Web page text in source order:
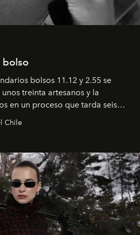
bolso
bolsos 11.12 y 2.55 se
treinta artesanos y la
en un proceso que tarda seis
en la escuela de formación de
Chile